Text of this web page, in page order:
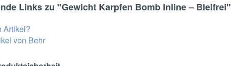
Links zu "Gewicht Karpfen Bomb Inline – Bleifrei"
Artikel?
von Behr